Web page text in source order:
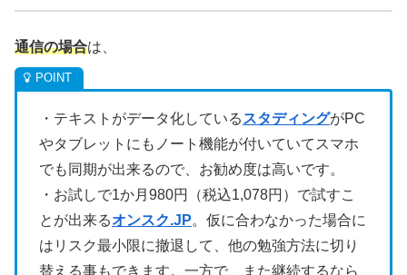
通信の場合は、
・テキストがデータ化しているスタディングがPC
やタブレットにもノート機能が付いていてスマホ
でも同期が出来るので、お勧め度は高いです。
・お試しで1か月980円（税込1,078円）で試すこ
とが出来るオンスク.JP。仮に合わなかった場合に
はリスク最小限に撤退して、他の勉強方法に切り
替える事もできます。一方で、また継続するなら